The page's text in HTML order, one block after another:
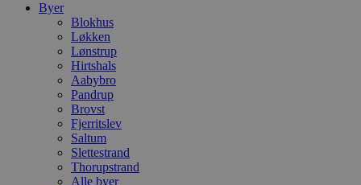
Byer
Blokhus
Løkken
Lønstrup
Hirtshals
Aabybro
Pandrup
Brovst
Fjerritslev
Saltum
Slettestrand
Thorupstrand
Alle byer